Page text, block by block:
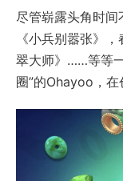
尽管崭露头角时
《小兵别嚣张》
翠大师》……等等
圈”的Ohayoo，在